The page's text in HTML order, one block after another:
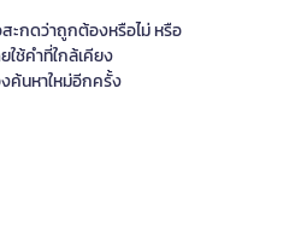
ะกดว่าถูกต้องหรือไม่ หรือ
ใช้คำที่ใกล้เคียง
ค้นหาใหม่อีกครั้ง